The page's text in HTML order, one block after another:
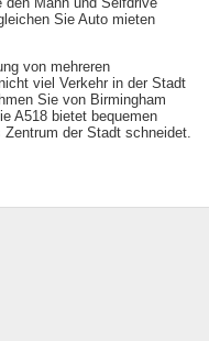
Sie Auto mieten
von mehreren
viel Verkehr in der Stadt
Sie von Birmingham
A518 bietet bequemen
der Stadt schneidet.